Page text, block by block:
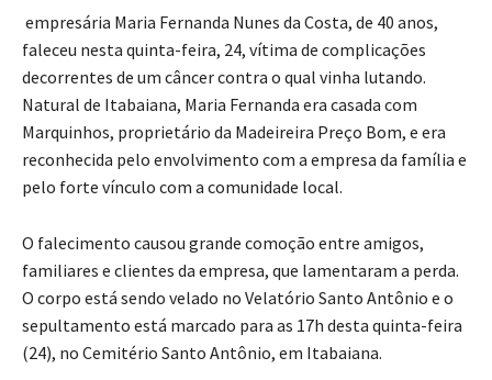
empresária Maria Fernanda Nunes da Costa, de 40 anos,
faleceu nesta quinta-feira, 24, vítima de complicações
decorrentes de um câncer contra o qual vinha lutando.
Natural de Itabaiana, Maria Fernanda era casada com
Marquinhos, proprietário da Madeireira Preço Bom, e era
reconhecida pelo envolvimento com a empresa da família e
pelo forte vínculo com a comunidade local.
O falecimento causou grande comoção entre amigos,
familiares e clientes da empresa, que lamentaram a perda.
O corpo está sendo velado no Velatório Santo Antônio e o
sepultamento está marcado para as 17h desta quinta-feira
(24), no Cemitério Santo Antônio, em Itabaiana.